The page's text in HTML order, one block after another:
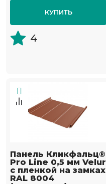
КУПИТЬ
4
Панель Кликфальц®
Pro Line 0,5 мм Velur
с пленкой на замках
RAL 8004